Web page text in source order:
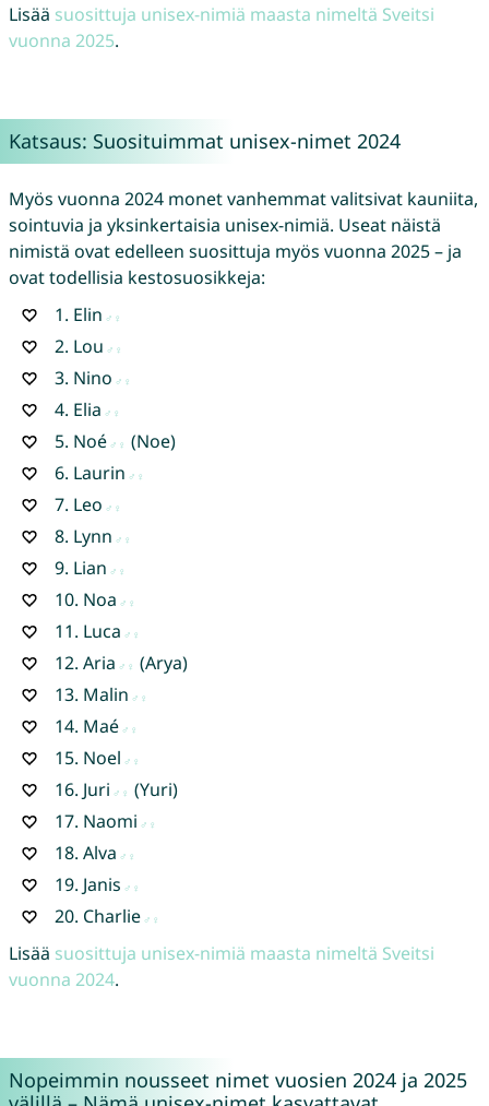
Lisää suosittuja unisex-nimiä maasta nimeltä Sveitsi
vuonna 2025.
Katsaus: Suosituimmat unisex-nimet 2024
Myös vuonna 2024 monet vanhemmat valitsivat kauniita,
sointuvia ja yksinkertaisia unisex-nimiä. Useat näistä
nimistä ovat edelleen suosittuja myös vuonna 2025 – ja
ovat todellisia kestosuosikkeja:
1. Elin
2. Lou
3. Nino
4. Elia
5. Noé
(Noe)
6. Laurin
7. Leo
8. Lynn
9. Lian
10. Noa
11. Luca
12. Aria
(Arya)
13. Malin
14. Maé
15. Noel
16. Juri
(Yuri)
17. Naomi
18. Alva
19. Janis
20. Charlie
Lisää suosittuja unisex-nimiä maasta nimeltä Sveitsi
vuonna 2024.
Nopeimmin nousseet nimet vuosien 2024 ja 2025